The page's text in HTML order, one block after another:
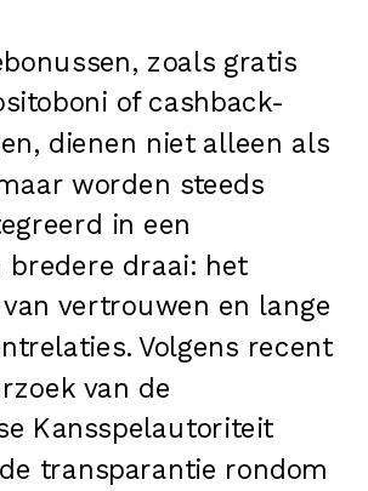
zoals gratis
of cashback-
dienen niet alleen als
worden steeds
in een
bredere draai: het
vertrouwen en lange
Volgens recent
van de
Kansspelautoriteit
transparantie rondom